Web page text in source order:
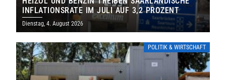
INFLATIONSRATE IM JULI AUF 3,2 PROZENT
Dienstag, 4. August 2026
POLITIK & WIRTSCHAFT